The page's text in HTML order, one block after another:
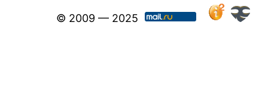
© 2009 — 2025